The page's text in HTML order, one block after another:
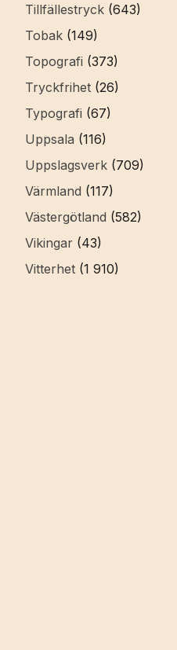
Tillfällestryck (643)
Tobak (149)
Topografi (373)
Tryckfrihet (26)
Typografi (67)
Uppsala (116)
Uppslagsverk (709)
Värmland (117)
Västergötland (582)
Vikingar (43)
Vitterhet (1 910)